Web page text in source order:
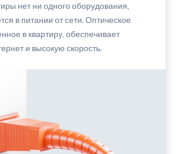
нет ни одного оборудования,
в питании от сети. Оптическое
в квартиру, обеспечивает
и высокую скорость.